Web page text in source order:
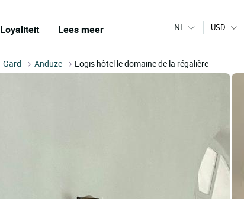
Loyaliteit Lees meer NL USD
Gard Anduze Logis hôtel le domaine de la régalière